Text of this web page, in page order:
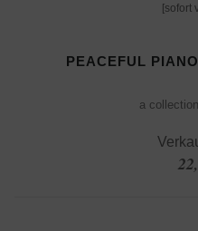
[sofort
PEACEFUL
a